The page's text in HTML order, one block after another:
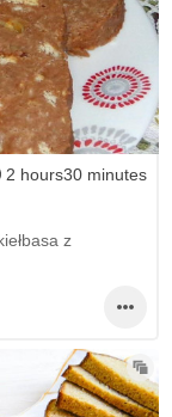
2 hours30 minutes
z